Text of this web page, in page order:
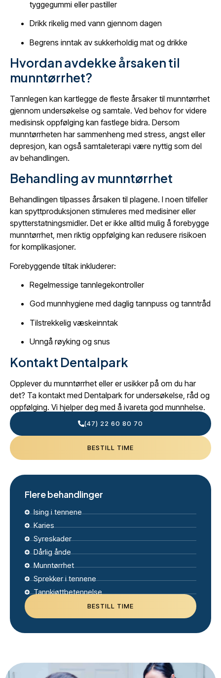
tyggegummi eller pastiller
Drikk rikelig med vann gjennom dagen
Begrens inntak av sukkerholdig mat og drikke
Hvordan avdekke årsaken til
munntørrhet?
Tannlegen kan kartlegge de fleste årsaker til munntørrhet
gjennom undersøkelse og samtale. Ved behov for videre
medisinsk oppfølging kan fastlege bidra. Dersom
munntørrheten har sammenheng med stress, angst eller
depresjon, kan også samtaleterapi være nyttig som del
av behandlingen.
Behandling av munntørrhet
Behandlingen tilpasses årsaken til plagene. I noen tilfeller
kan spyttproduksjonen stimuleres med medisiner eller
spytterstatningsmidler. Det er ikke alltid mulig å forebygge
munntørrhet, men riktig oppfølging kan redusere risikoen
for komplikasjoner.
Forebyggende tiltak inkluderer:
Regelmessige tannlegekontroller
God munnhygiene med daglig tannpuss og tanntråd
Tilstrekkelig væskeinntak
Unngå røyking og snus
Kontakt Dentalpark
Opplever du munntørrhet eller er usikker på om du har
det? Ta kontakt med Dentalpark for undersøkelse, råd og
oppfølging. Vi hjelper deg med å ivareta god munnhelse.
(47) 22 60 80 70
BESTILL TIME
Flere behandlinger
Ising i tennene
Karies
Syreskader
Dårlig ånde
Munntørrhet
Sprekker i tennene
Tannkjøttbetennelse
BESTILL TIME